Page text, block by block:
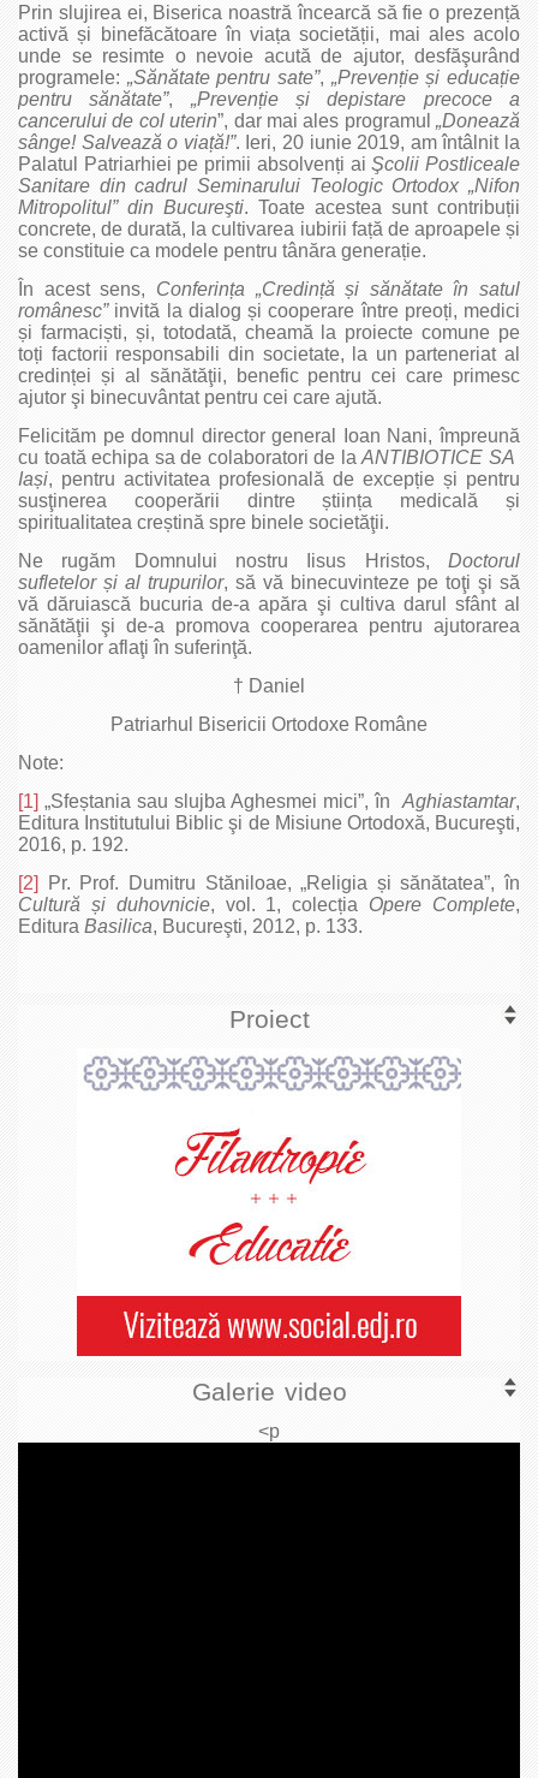
Prin slujirea ei, Biserica noastră încearcă să fie o prezență
activă și binefăcătoare în viața societății, mai ales acolo
unde se resimte o nevoie acută de ajutor, desfăşurând
programele: „Sănătate pentru sate”, „Prevențieși educație
pentru sănătate”, „Prevențieși depistare precoce a
cancerului de col uterin”, dar mai ales programul „Donează
sânge! Salvează o viață!”. Ieri, 20 iunie 2019, am întâlnit la
Palatul Patriarhiei pe primii absolvenți aiŞcolii Postliceale
Sanitare din cadrul Seminarului Teologic Ortodox „Nifon
Mitropolitul” din Bucureşti. Toate acestea sunt contribuții
concrete, de durată, la cultivarea iubirii față de aproapele și
se constituie ca modele pentru tânăra generație.
În acest sens, Conferința „Credință și sănătate în satul
românesc”invită la dialog și cooperare între preoți, medici
și farmaciști, și, totodată, cheamă la proiecte comune pe
toți factorii responsabili din societate, la un parteneriat al
credinței și al sănătăţii, benefic pentru cei care primesc
ajutor şi binecuvântat pentru cei care ajută.
Felicităm pe domnul director general Ioan Nani, împreună
cu toată echipa sa de colaboratori de laANTIBIOTICE SA
Iași, pentru activitatea profesională de excepție și pentru
susţinerea cooperării dintre știința medicală și
spiritualitatea creștină spre binele societăţii.
Ne rugăm Domnului nostru Iisus Hristos, Doctorul
sufletelor și al trupurilor, să vă binecuvinteze pe toţi şi să
vă dăruiască bucuria de-a apăra şi cultiva darul sfânt al
sănătăţii şi de-a promova cooperarea pentru ajutorarea
oamenilor aflaţi în suferinţă.
† Daniel
Patriarhul Bisericii Ortodoxe Române
Note:
[1] „Sfeștania sau slujba Aghesmei mici”, în Aghiastamtar,
Editura Institutului Biblic şi de Misiune Ortodoxă, Bucureşti,
2016, p. 192.
[2]
Pr. Prof. Dumitru Stăniloae, „Religia și sănătatea”, în
Cultură și duhovnicie, vol. 1, colecția Opere Complete,
Editura Basilica, Bucureşti, 2012, p. 133.
Proiect
Galerie video
<p